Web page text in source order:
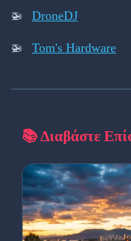
DroneDJ
Tom's Hardware
📚 Διαβάστε